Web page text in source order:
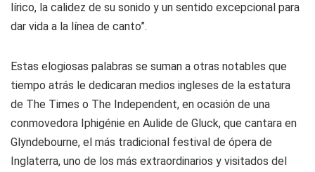
lírico, la calidez de su sonido y un sentido excepcional para
dar vida a la línea de canto”.
Estas elogiosas palabras se suman a otras notables que
tiempo atrás le dedicaran medios ingleses de la estatura
de The Times o The Independent, en ocasión de una
conmovedora Iphigénie en Aulide de Gluck, que cantara en
Glyndebourne, el más tradicional festival de ópera de
Inglaterra, uno de los más extraordinarios y visitados del